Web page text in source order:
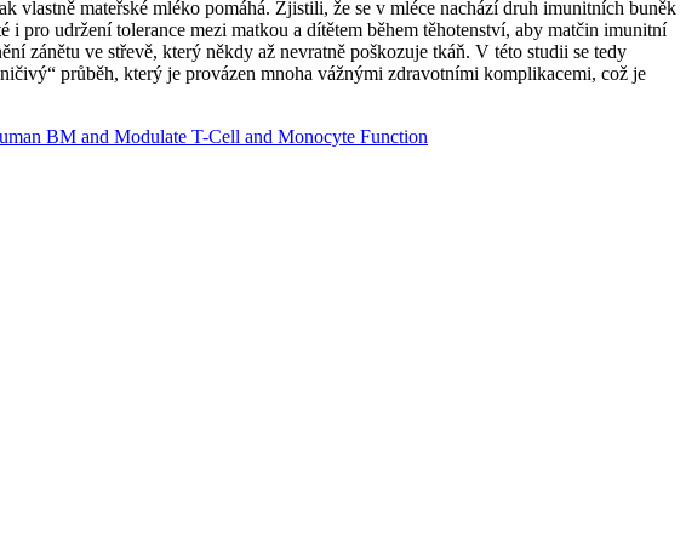
mateřské mléko pomáhá. Zjistili, že se v mléce nachází druh imunitních buněk
udržení tolerance mezi matkou a dítětem během těhotenství, aby matčin imunitní
zánětu ve střevě, který někdy až nevratně poškozuje tkáň. V této studii se tedy
průběh, který je provázen mnoha vážnými zdravotními komplikacemi, což je
BM and Modulate T-Cell and Monocyte Function